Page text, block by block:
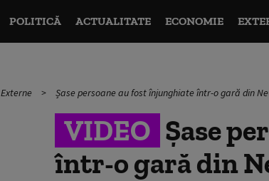
POLITICĂ ACTUALITATE ECONOMIE
Externe Șase persoane au fost înjunghiate într-o gară din
VIDEO Șase
într-o gară din